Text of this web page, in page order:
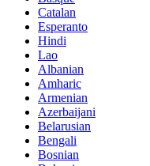
Catalan
Esperanto
Hindi
Lao
Albanian
Amharic
Armenian
Azerbaijani
Belarusian
Bengali
Bosnian